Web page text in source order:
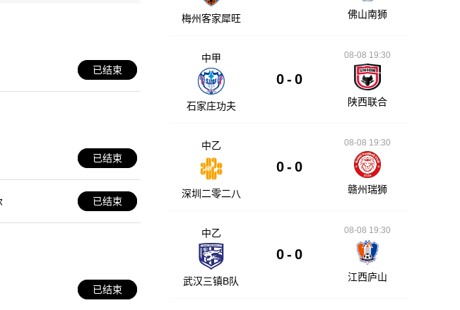
已结束
已结束
已结束
已结束
梅州客家犀旺 佛山南狮
中甲
石家庄功夫
0 - 0
08-08 19:30
陕西联合
中乙
深圳二零二八
0 - 0
08-08 19:30
赣州瑞狮
中乙
武汉三镇B队
0 - 0
08-08 19:30
江西庐山